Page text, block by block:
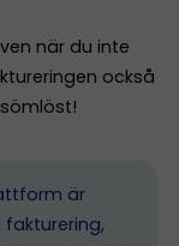
när du inte
också
är